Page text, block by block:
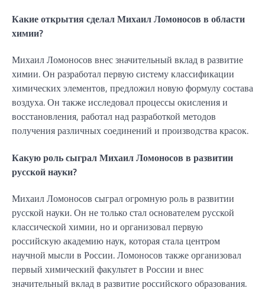
Какие открытия сделал Михаил Ломоносов в области
химии?
Михаил Ломоносов внес значительный вклад в развитие
химии. Он разработал первую систему классификации
химических элементов, предложил новую формулу состава
воздуха. Он также исследовал процессы окисления и
восстановления, работал над разработкой методов
получения различных соединений и производства красок.
Какую роль сыграл Михаил Ломоносов в развитии
русской науки?
Михаил Ломоносов сыграл огромную роль в развитии
русской науки. Он не только стал основателем русской
классической химии, но и организовал первую
российскую академию наук, которая стала центром
научной мысли в России. Ломоносов также организовал
первый химический факультет в России и внес
значительный вклад в развитие российского образования.